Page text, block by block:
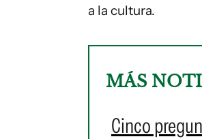
a la cultura.
MÁS
Cinco